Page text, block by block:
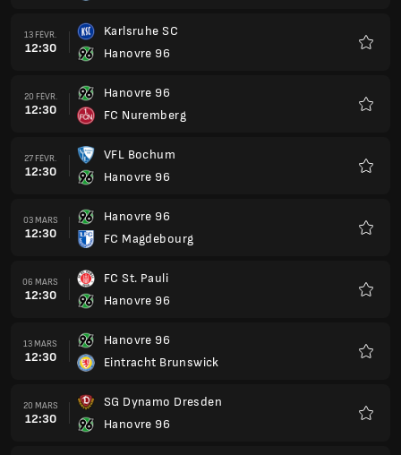
13 FÉVR.
12:30
Karlsruhe SC
Hanovre 96
20 FÉVR.
12:30
Hanovre 96
FC Nuremberg
27 FÉVR.
12:30
VFL Bochum
Hanovre 96
03 MARS
12:30
Hanovre 96
FC Magdebourg
06 MARS
12:30
FC St. Pauli
Hanovre 96
13 MARS
12:30
Hanovre 96
Eintracht Brunswick
20 MARS
12:30
SG Dynamo Dresden
Hanovre 96